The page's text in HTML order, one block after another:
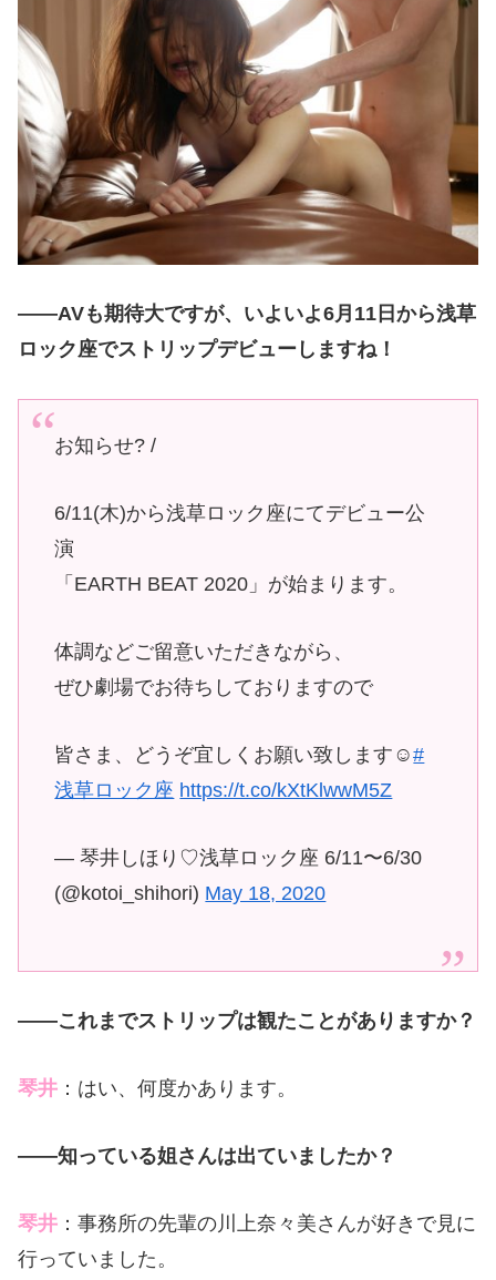
――AVも期待大ですが、いよいよ6月11日から浅草
ロック座でストリップデビューしますね！
お知らせ? /
6/11(木)から浅草ロック座にてデビュー公
演
「EARTH BEAT 2020」が始まります。
体調などご留意いただきながら、
ぜひ劇場でお待ちしておりますので
皆さま、どうぞ宜しくお願い致します☺️#
浅草ロック座 https://t.co/kXtKlwwM5Z
— 琴井しほり♡浅草ロック座 6/11〜6/30
(@kotoi_shihori) May 18, 2020
――これまでストリップは観たことがありますか？
琴井 ：はい、何度かあります。
――知っている姐さんは出ていましたか？
琴井 ：事務所の先輩の川上奈々美さんが好きで見に
行っていました。